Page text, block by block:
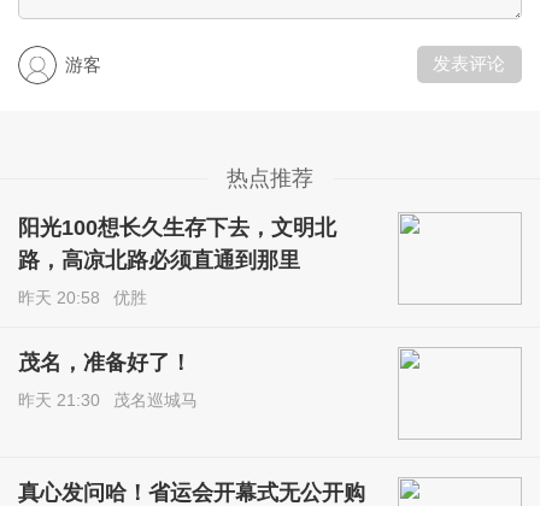
游客 发表评论
热点推荐
阳光100想长久生存下去，文明北
路，高凉北路必须直通到那里
昨天 20:58 优胜
茂名，准备好了！
昨天 21:30 茂名巡城马
真心发问哈！省运会开幕式无公开购